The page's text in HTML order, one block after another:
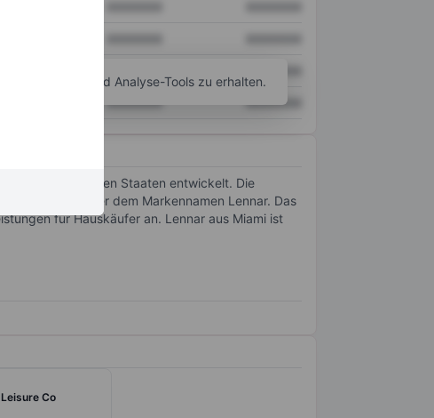
XXXXXXX XXXXXXX
Diagramm- und Analyse-Tools zu erhalten.
in den Vereinigten Staaten entwickelt. Die
unter dem Markennamen Lennar. Das
für Hauskäufer an. Lennar aus Miami ist
Co